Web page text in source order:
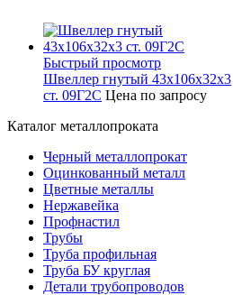
Быстрый просмотр
Швеллер гнутый 43х106х32х3
ст. 09Г2С Цена по запросу
Каталог металлопроката
Черный металлопрокат
Оцинкованный металл
Цветные металлы
Нержавейка
Профнастил
Трубы
Труба профильная
Труба БУ круглая
Детали трубопроводов